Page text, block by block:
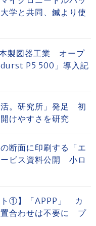
学と共同、鍼より使
製図器工業 オープ
P5 500」導入記
。研究所」発足 初
けやすさを研究
断面に印刷する「エ
ビス資料公開 小ロ
ト①】「APPP」 カ
置合わせは不要に プ